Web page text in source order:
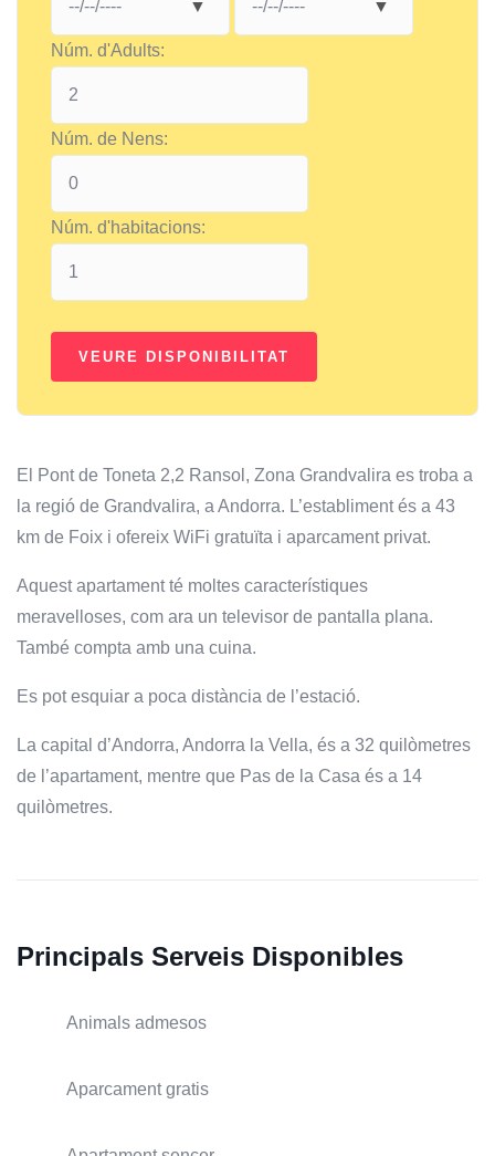
Núm. d'Adults:
Núm. de Nens:
Núm. d'habitacions:
El Pont de Toneta 2,2 Ransol, Zona Grandvalira es troba a
la regió de Grandvalira, a Andorra. L’establiment és a 43
km de Foix i ofereix WiFi gratuïta i aparcament privat.
Aquest apartament té moltes característiques
meravelloses, com ara un televisor de pantalla plana.
També compta amb una cuina.
Es pot esquiar a poca distància de l’estació.
La capital d’Andorra, Andorra la Vella, és a 32 quilòmetres
de l’apartament, mentre que Pas de la Casa és a 14
quilòmetres.
Principals Serveis Disponibles
Animals admesos
Aparcament gratis